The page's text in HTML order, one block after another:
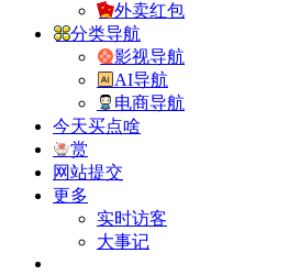
外卖红包
分类导航
影视导航
AI导航
电商导航
今天买点啥
赏
网站提交
更多
实时访客
大事记